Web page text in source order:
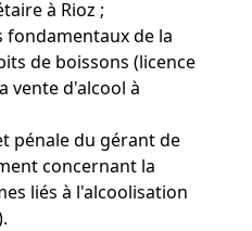
à Rioz ;
fondamentaux de la
de boissons (licence
vente d'alcool à
pénale du gérant de
concernant la
liés à l'alcoolisation